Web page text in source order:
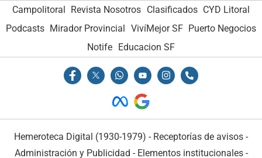
Campolitoral Revista Nosotros Clasificados CYD Litoral
Podcasts Mirador Provincial VivíMejor SF Puerto Negocios
Notife Educacion SF
Hemeroteca Digital (1930-1979) - Receptorías de avisos -
Administración y Publicidad - Elementos institucionales-